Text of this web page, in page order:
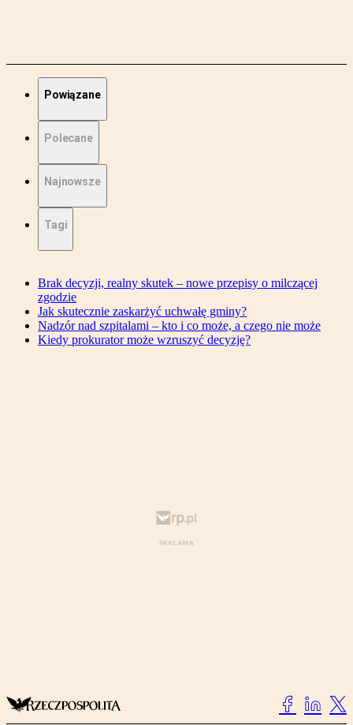
Powiązane
Polecane
Najnowsze
Tagi
Brak decyzji, realny skutek – nowe przepisy o milczącej
zgodzie
Jak skutecznie zaskarżyć uchwałę gminy?
Nadzór nad szpitalami – kto i co może, a czego nie może
Kiedy prokurator może wzruszyć decyzję?